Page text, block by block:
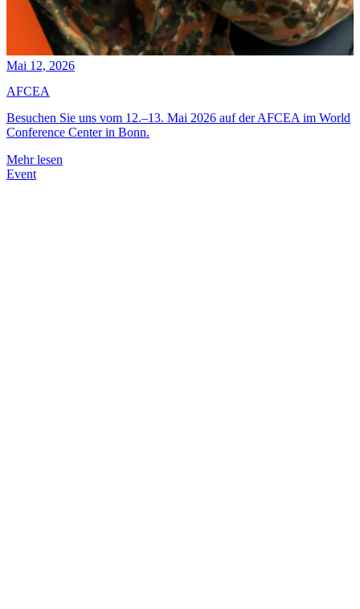
Mai 12, 2026
AFCEA
Besuchen Sie uns vom 12.–13. Mai 2026 auf der AFCEA im World
Conference Center in Bonn.
Mehr lesen
Event